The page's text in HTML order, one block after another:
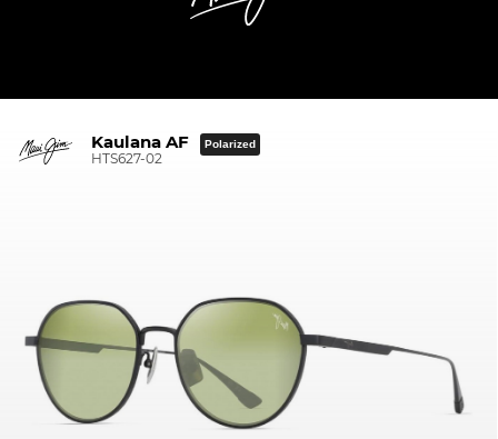
Kaulana AF
HTS627-02
Polarized